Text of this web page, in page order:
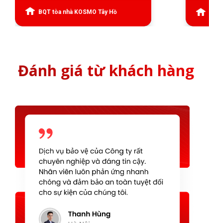
BQT tòa nhà KOSMO Tây Hồ
Đánh giá từ khách hàng